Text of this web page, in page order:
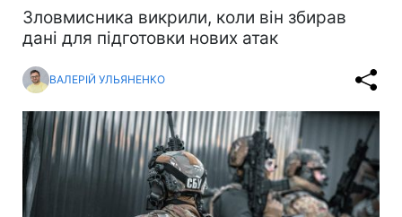
Зловмисника викрили, коли він збирав
дані для підготовки нових атак
ВАЛЕРІЙ УЛЬЯНЕНКО